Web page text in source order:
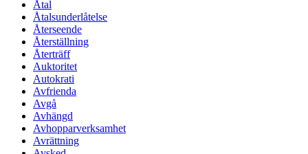
Åtal
Åtalsunderlåtelse
Återseende
Återställning
Återträff
Auktoritet
Autokrati
Avfrienda
Avgå
Avhängd
Avhopparverksamhet
Avrättning